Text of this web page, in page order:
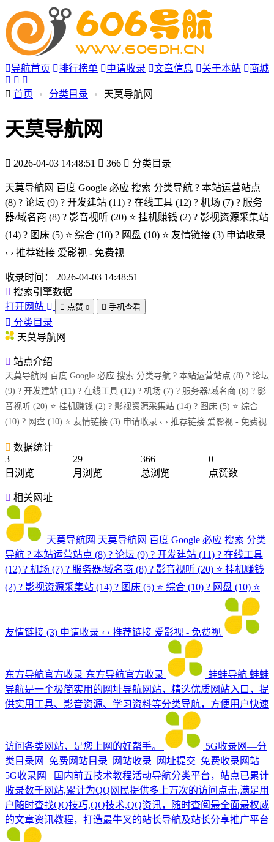
导航首页 排行榜单 申请收录 文章信息 关于本站 商城
首页 • 分类目录 • 天莫导航网
天莫导航网
2026-04-03 14:48:51 366 分类目录
天莫导航网 百度 Google 必应 搜索 分类导航 ? 本站运营站点
(8) ? 论坛 (9) ? 开发建站 (11) ?️ 在线工具 (12) ? 机场 (7) ?️ 服务
器/域名商 (8) ? 影音视听 (20) ⭐ 挂机赚钱 (2) ? 影视资源采集站
(14) ? 图床 (5) ⭐ 综合 (10) ? 网盘 (10) ⭐ 友情链接 (3) 申请收录
‹ › 推荐链接 爱影视 - 免费视
收录时间：
2026-04-03 14:48:51
搜索引擎数据
打开网站
点赞 0 手机查看
分类目录
天莫导航网
站点介绍
天莫导航网 百度 Google 必应 搜索 分类导航 ? 本站运营站点 (8) ? 论坛
(9) ? 开发建站 (11) ?️ 在线工具 (12) ? 机场 (7) ?️ 服务器/域名商 (8) ? 影
音视听 (20) ⭐ 挂机赚钱 (2) ? 影视资源采集站 (14) ? 图床 (5) ⭐ 综合
(10) ? 网盘 (10) ⭐ 友情链接 (3) 申请收录 ‹ › 推荐链接 爱影视 - 免费视
数据统计
3
日浏览
29
月浏览
366
总浏览
0
点赞数
相关网址
天莫导航网 天莫导航网 百度 Google 必应 搜索 分类
导航 ? 本站运营站点 (8) ? 论坛 (9) ? 开发建站 (11) ?️ 在线工具
(12) ? 机场 (7) ?️ 服务器/域名商 (8) ? 影音视听 (20) ⭐ 挂机赚钱
(2) ? 影视资源采集站 (14) ? 图床 (5) ⭐ 综合 (10) ? 网盘 (10) ⭐
友情链接 (3) 申请收录 ‹ › 推荐链接 爱影视 - 免费视
东方导航官方收录 东方导航官方收录 蛙蛙导航 蛙蛙
导航是一个极简实用的网址导航网站，精选优质网站入口，提
供实用工具、影音资源、学习资料等分类导航，方便用户快速
访问各类网站，是您上网的好帮手。
5G收录网—分
类目录网_免费网站目录_网站收录_网址提交_免费收录网站
5G收录网_ 国内前五技术教程活动导航分类平台，站点已累计
收录数千网站,累计为QQ网民提供多上万次的访问点击,满足用
户随时查找QQ技巧,QQ技术,QQ资讯，随时查阅最全面最权威
的文章资讯教程，打造最牛叉的站长导航及站长分享推广平台